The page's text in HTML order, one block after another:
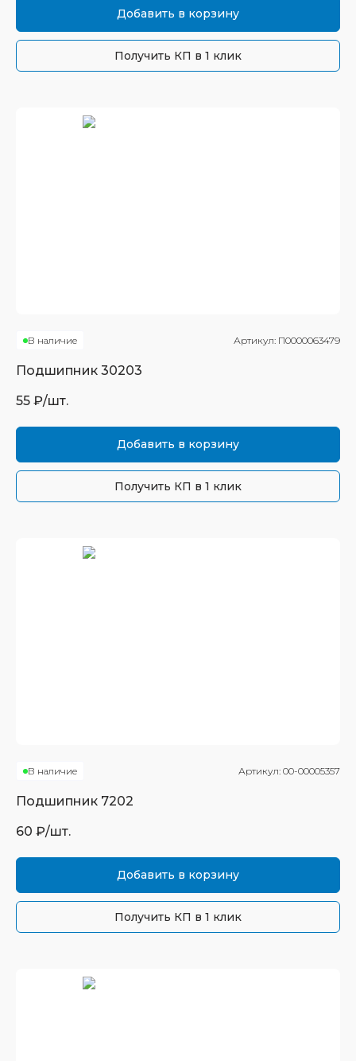
Добавить в корзину
Получить КП в 1 клик
В наличие Артикул: П0000063479
Подшипник 30203
55 ₽/шт.
Добавить в корзину
Получить КП в 1 клик
В наличие Артикул: 00-00005357
Подшипник 7202
60 ₽/шт.
Добавить в корзину
Получить КП в 1 клик